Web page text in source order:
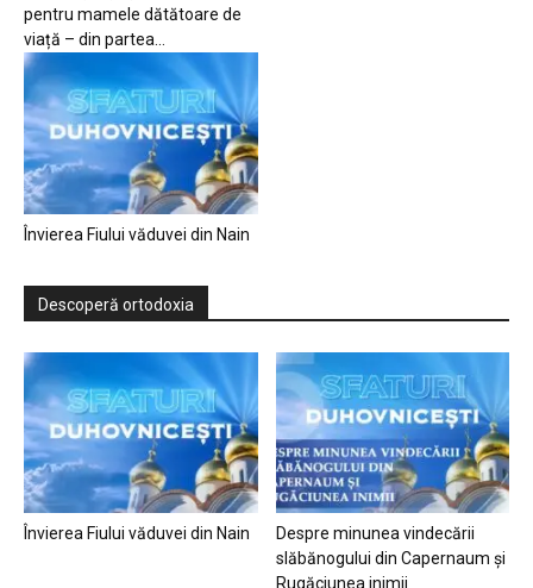
pentru mamele dătătoare de
viață – din partea...
Învierea Fiului văduvei din Nain
Descoperă ortodoxia
Învierea Fiului văduvei din Nain
Despre minunea vindecării
slăbănogului din Capernaum și
Rugăciunea inimii